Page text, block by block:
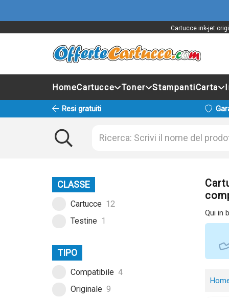
Cartucce ink-jet
HomeCartucce Toner StampantiCarta
Resi gratuiti
CLASSE
Cartucce 12
Testine 1
TIPO
Compatibile 4
Originale 9
Qui in